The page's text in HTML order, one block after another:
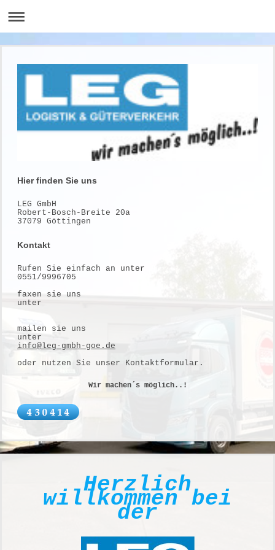
Hier finden Sie uns
LEG GmbH
Robert-Bosch-Breite
20a
37079
Göttingen
Kontakt
Rufen Sie einfach an unter
0551/9996705
faxen sie uns
unter
mailen sie uns
unter
info@leg-gmbh-goe.de
oder nutzen Sie unser Kontaktformular.
Wir machen´s möglich..!
Herzlich
willkommen bei
der